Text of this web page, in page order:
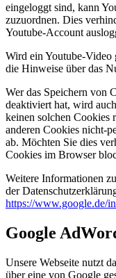
eingeloggt sind, kann
zuzuordnen. Dies
Youtube-Account
Wird ein Youtube-Video
die Hinweise über das
Wer das Speichern von
deaktiviert hat, wird
keinen solchen Cookies
anderen Cookies nicht-
ab. Möchten Sie dies
Cookies im Browser
Weitere Informationen
der
https://www.google.de/
Google
Unsere Webseite nutzt
über eine von Google